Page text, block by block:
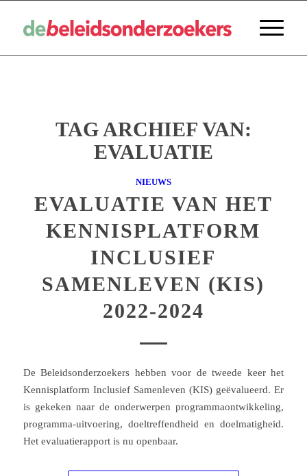
TAG ARCHIEF VAN:
EVALUATIE
NIEUWS
EVALUATIE VAN HET
KENNISPLATFORM
INCLUSIEF
SAMENLEVEN (KIS)
2022-2024
De Beleidsonderzoekers hebben voor de tweede keer het
Kennisplatform Inclusief Samenleven (KIS) geëvalueerd. Er
is gekeken naar de onderwerpen programmaontwikkeling,
programma-uitvoering, doeltreffendheid en doelmatigheid.
Het evaluatierapport is nu openbaar.